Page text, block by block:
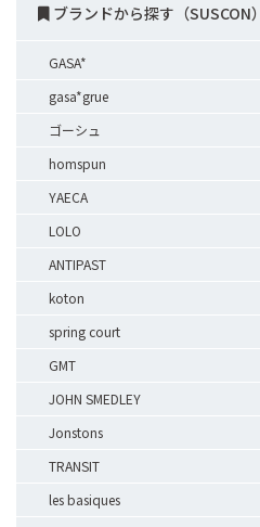
ブランドから探す（SUSCON）
GASA*
gasa*grue
ゴーシュ
homspun
YAECA
LOLO
ANTIPAST
koton
spring court
GMT
JOHN SMEDLEY
Jonstons
TRANSIT
les basiques